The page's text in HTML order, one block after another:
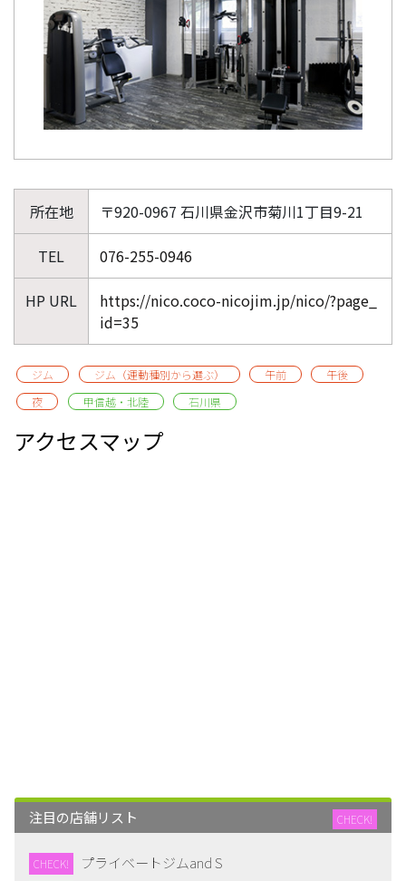
所在地 〒920-0967 石川県金沢市菊川1丁目9-21
TEL 076-255-0946
HP URL
https://nico.coco-nicojim.jp/nico/?page_
id=35
ジム ジム（運動種別から選ぶ） 午前
午後
夜
甲信越・北陸 石川県
アクセスマップ
注目の店舗リスト CHECK!
CHECK! プライベートジムand S